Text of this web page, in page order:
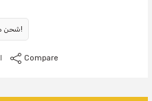
شحن مجاني مقابل 1000 ليرة تركية وما فوق!
Compare